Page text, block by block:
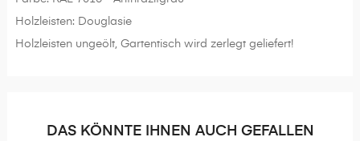
Holzleisten: Douglasie
Holzleisten ungeölt, Gartentisch wird zerlegt geliefert!
DAS KÖNNTE IHNEN AUCH GEFALLEN